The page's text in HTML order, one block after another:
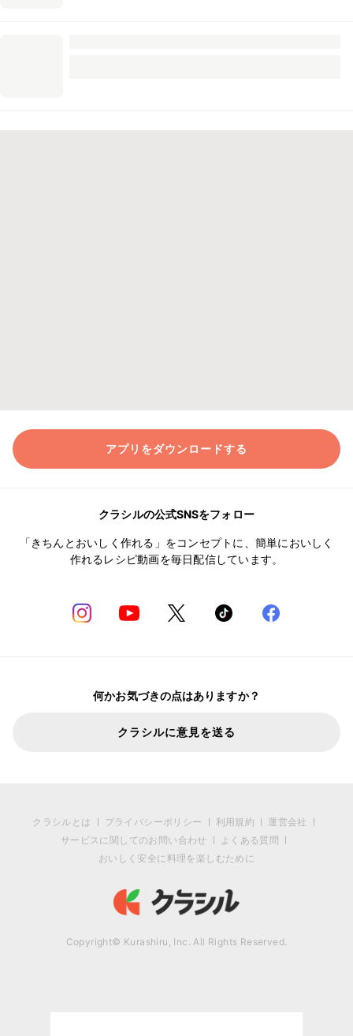
アプリをダウンロードする
クラシルの公式SNSをフォロー
「きちんとおいしく作れる」をコンセプトに、簡単においしく
作れるレシピ動画を毎日配信しています。
何かお気づきの点はありますか？
クラシルに意見を送る
クラシルとは プライバシーポリシー 利用規約
運営会社
サービスに関してのお問い合わせ
よくある質問
おいしく安全に料理を楽しむために
Copyright© Kurashiru, Inc. All Rights Reserved.